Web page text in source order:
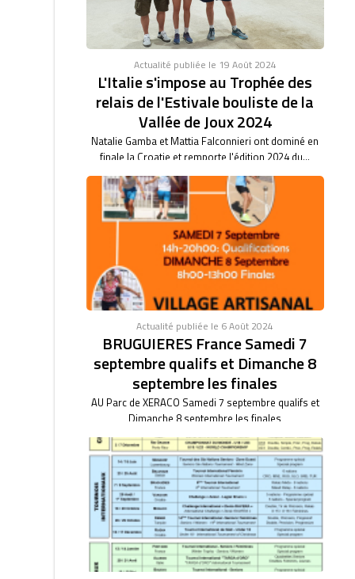
Actualité publiée le 19 Août 2024
L'Italie s'impose au Trophée des
relais de l'Estivale bouliste de la
Vallée de Joux 2024
Natalie Gamba et Mattia Falconnieri ont dominé en
finale la Croatie et remporte l'édition 2024 du...
Actualité publiée le 6 Août 2024
BRUGUIERES France Samedi 7
septembre qualifs et Dimanche 8
septembre les finales
AU Parc de XERACO Samedi 7 septembre qualifs et
Dimanche 8 septembre les finales